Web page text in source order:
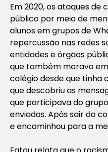
Em 2020, os ataques de
público por meio de
alunos em grupos de
repercussão nas redes
entidades e órgãos
que também morava
colégio desde que tinha
que descobriu as
que participava do
enviadas. Após sair da
e encaminhou para a